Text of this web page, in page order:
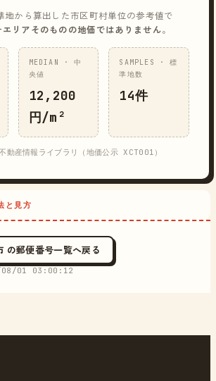
から算出した市区町村単位の参考値で
エリアそのものの地価ではありません。
MEDIAN · 中
央値
12,200
円/m²
SAMPLES · 標
準地数
14件
産情報ライブラリ（地価公示 XCT001）
と見方
の郵便番号一覧へ戻る
08/01 03:00:12